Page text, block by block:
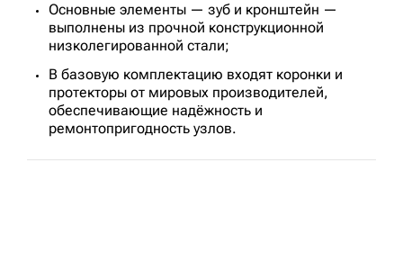
Основные элементы — зуб и кронштейн —
выполнены из прочной конструкционной
низколегированной стали;
В базовую комплектацию входят коронки и
протекторы от мировых производителей,
обеспечивающие надёжность и
ремонтопригодность узлов.